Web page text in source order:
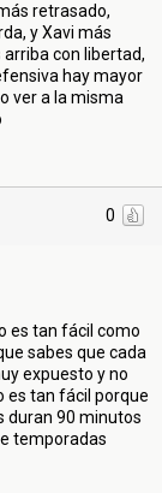
retrasado,
y Xavi más
con libertad,
hay mayor
ver a la misma
0
es tan fácil como
sabes que cada
expuesto y no
es tan fácil porque
duran 90 minutos
temporadas